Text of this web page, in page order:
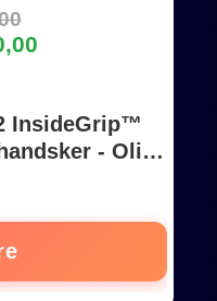
InsideGrip™
- Olive